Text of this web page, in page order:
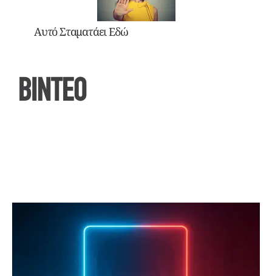
Αυτό Σταματάει Εδώ
ΒΙΝΤΕΟ